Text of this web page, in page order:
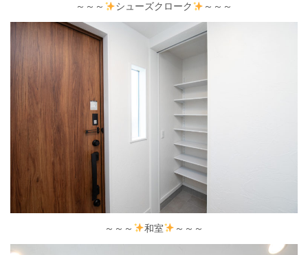
～～～ シューズクローク ～～～
～～～ 和室 ～～～